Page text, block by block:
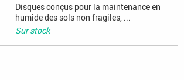
Disques conçus pour la maintenance en
humide des sols non fragiles, ...
Sur stock